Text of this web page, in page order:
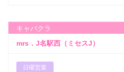
キャバクラ
mrs．J名駅西（ミセスJ）
日曜営業